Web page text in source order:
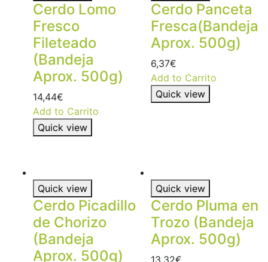
Cerdo Lomo
Fresco
Fileteado
(Bandeja
Aprox. 500g)
14,44€
Add to Carrito
Quick view
Cerdo Panceta
Fresca(Bandeja
Aprox. 500g)
6,37€
Add to Carrito
Quick view
Quick view
Cerdo Picadillo
de Chorizo
(Bandeja
Aprox. 500g)
Quick view
Cerdo Pluma en
Trozo (Bandeja
Aprox. 500g)